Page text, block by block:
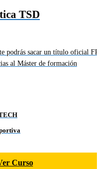
TSD
podrás sacar un título oficial FP
al Máster de formación
Curso